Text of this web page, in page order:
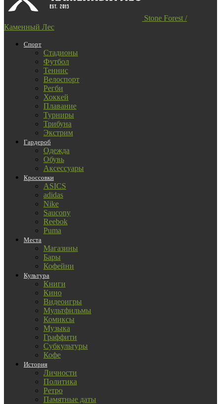
Stone Forest /
Каменный Лес
Спорт
Стадионы
Футбол
Теннис
Велоспорт
Регби
Хоккей
Плавание
Турниры
Трибуна
Экстрим
Гардероб
Одежда
Обувь
Аксессуары
Кроссовки
ASICS
adidas
Nike
Saucony
Reebok
Puma
Места
Магазины
Бары
Кофейни
Культура
Книги
Кино
Видеоигры
Мультфильмы
Комиксы
Музыка
Граффити
Субкультуры
Кофе
История
Личности
Политика
Ретро
Памятные даты